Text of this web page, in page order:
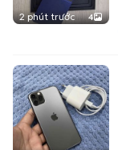
2 phút trước 4